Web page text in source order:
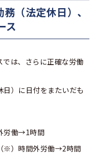
（法定休日）、
ス
は、さらに正確な労働
）に日付をまたいだも
労働→1時間
※）時間外労働→2時間